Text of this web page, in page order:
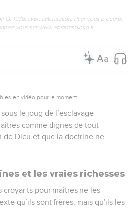
1978, avec autorisation. Pour vous procurer
vous sur www.editionsbiblio.fr
en vidéo pour le moment.
le joug de l’esclavage
comme dignes de tout
de Dieu et que la doctrine ne
et les vraies richesses
croyants pour maîtres ne les
qu’ils sont frères, mais qu’ils les